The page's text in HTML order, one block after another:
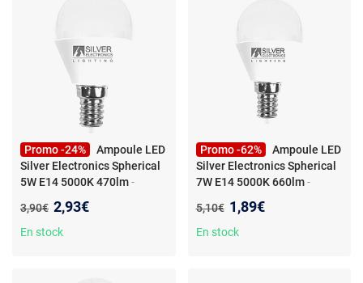
Promo -24%
Ampoule LED
Silver Electronics Spherical
5W E14 5000K 470lm-
Electronics Spherical 5W E14
470lm 5000K
Ancien prix :
3,90€ Nouveau prix :
2,93€
En stock
Promo -62%
Ampoule LED
Silver Electronics Spherical
7W E14 5000K 660lm -
Electronics Spherical 7W E14
660lm 5000K
Ancien prix :
5,10€ Nouveau prix :
1,89€
En stock